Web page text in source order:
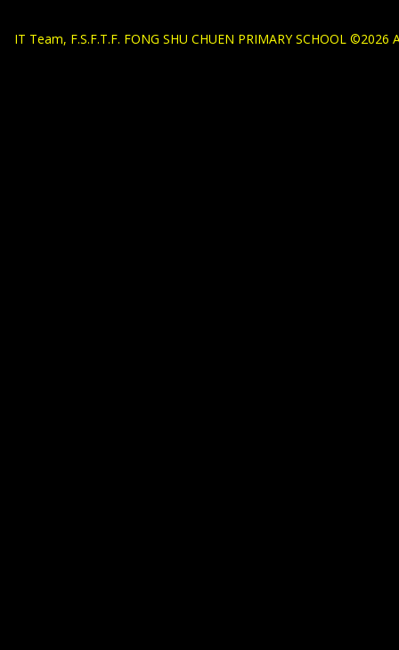
IT Team, F.S.F.T.F. FONG SHU CHUEN PRIMARY SCHOOL ©2026